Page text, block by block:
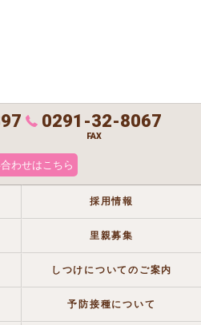
0291-32-8067
FAX
わせはこちら
採用情報
里親募集
しつけについてのご案内
予防接種について